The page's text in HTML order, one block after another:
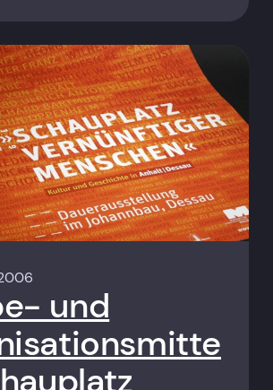
und